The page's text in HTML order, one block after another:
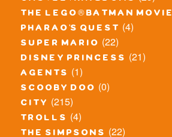
the lego® batman movie
pharao's quest (4)
super mario (22)
disney princess (21)
agents (1)
scooby doo (0)
city (215)
trolls (4)
the simpsons (22)